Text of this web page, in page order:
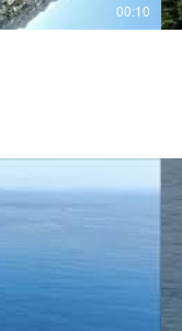
00:10